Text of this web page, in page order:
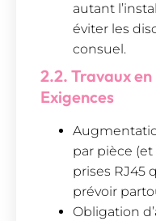
autant
éviter les
consuel.
2.2. Travaux
Exigences
par pièce
prises RJ45
prévoir
Obligation